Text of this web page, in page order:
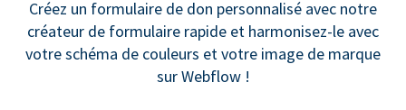
Créez un formulaire de don personnalisé avec notre
créateur de formulaire rapide et harmonisez-le avec
votre schéma de couleurs et votre image de marque
sur Webflow !